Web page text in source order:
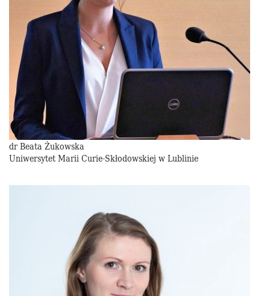
dr Beata Żukowska
Uniwersytet Marii Curie-Skłodowskiej w Lublinie